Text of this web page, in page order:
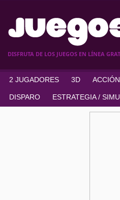
DISFRUTA DE LOS JUEGOS EN LÍNEA
2 JUGADORES 3D
DISPARO ESTRATEGIA /